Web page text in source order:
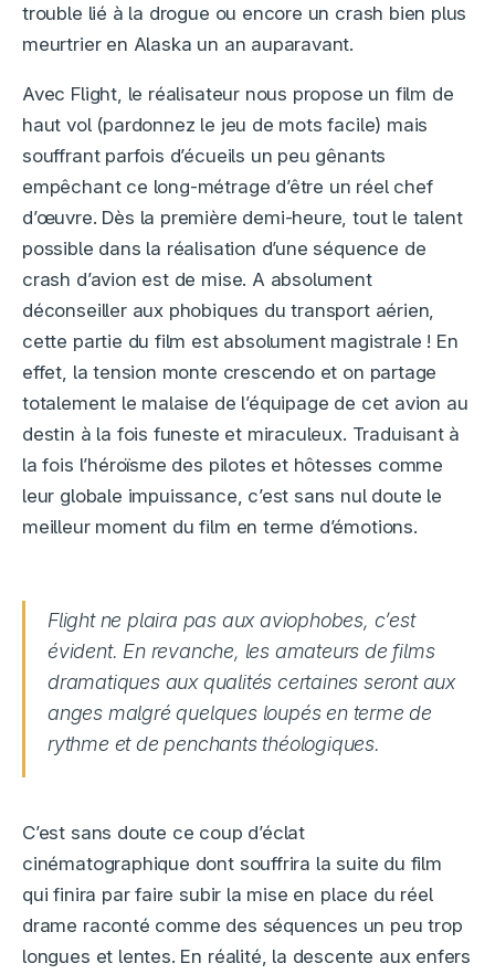
trouble lié à la drogue ou encore un crash bien plus
meurtrier en Alaska un an auparavant.
Avec Flight, le réalisateur nous propose un film de
haut vol (pardonnez le jeu de mots facile) mais
souffrant parfois d’écueils un peu gênants
empêchant ce long-métrage d’être un réel chef
d’œuvre. Dès la première demi-heure, tout le talent
possible dans la réalisation d’une séquence de
crash d’avion est de mise. A absolument
déconseiller aux phobiques du transport aérien,
cette partie du film est absolument magistrale ! En
effet, la tension monte crescendo et on partage
totalement le malaise de l’équipage de cet avion au
destin à la fois funeste et miraculeux. Traduisant à
la fois l’héroïsme des pilotes et hôtesses comme
leur globale impuissance, c’est sans nul doute le
meilleur moment du film en terme d’émotions.
Flight ne plaira pas aux aviophobes, c’est
évident. En revanche, les amateurs de films
dramatiques aux qualités certaines seront aux
anges malgré quelques loupés en terme de
rythme et de penchants théologiques.
C’est sans doute ce coup d’éclat
cinématographique dont souffrira la suite du film
qui finira par faire subir la mise en place du réel
drame raconté comme des séquences un peu trop
longues et lentes. En réalité, la descente aux enfers